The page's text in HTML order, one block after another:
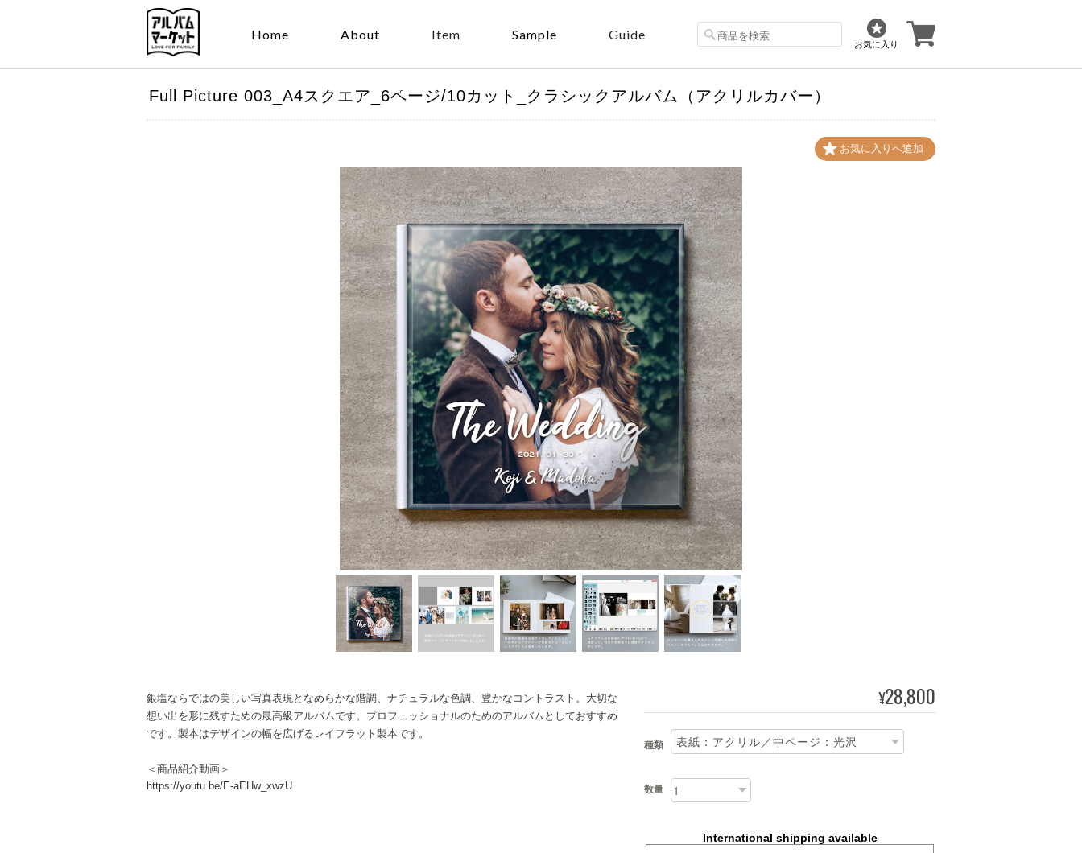
Home About Item Sample Guide
お気に入り
Full Picture 003_A4スクエア_6ページ/10カット_クラシックアルバム（アクリルカバー）
銀塩ならではの美しい写真表現となめらかな階調、ナチュラルな色調、豊かなコントラスト。大切な
想い出を形に残すための最高級アルバムです。プロフェッショナルのためのアルバムとしておすすめ
です。製本はデザインの幅を広げるレイフラット製本です。
＜商品紹介動画＞
https://youtu.be/E-aEHw_xwzU
¥28,800
種類
数量
International shipping available